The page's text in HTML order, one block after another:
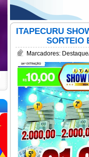
ITAPECURU
SORTEIO
Marcadores: